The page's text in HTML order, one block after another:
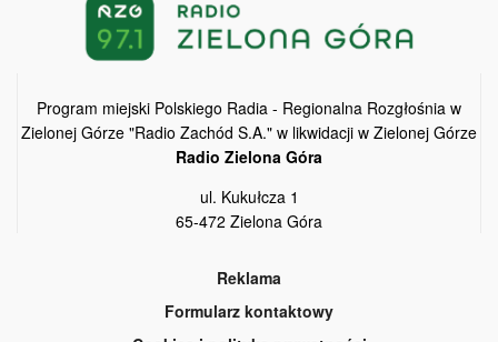
Program miejski Polskiego Radia - Regionalna Rozgłośnia w
Zielonej Górze "Radio Zachód S.A." w likwidacji w Zielonej Górze
Radio Zielona Góra
ul. Kukułcza 1
65-472 Zielona Góra
Reklama
Formularz kontaktowy